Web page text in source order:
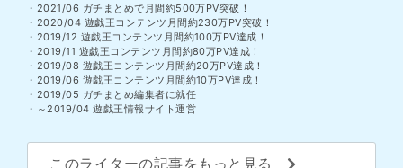
・2021/06 ガチまとめで月間約500万PV突破！
・2020/04 遊戯王コンテンツ月間約230万PV突破！
・2019/12 遊戯王コンテンツ月間約100万PV達成！
・2019/11 遊戯王コンテンツ月間約80万PV達成！
・2019/08 遊戯王コンテンツ月間約20万PV達成！
・2019/06 遊戯王コンテンツ月間約10万PV達成！
・2019/05 ガチまとめ編集者に就任
・～2019/04 遊戯王情報サイト運営
このライターの記事をもっと見る